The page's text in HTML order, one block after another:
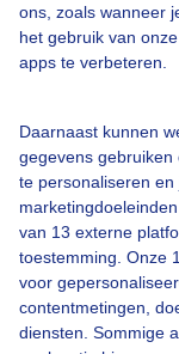
ons, zoals wanneer
het gebruik van
apps te verbeteren.
Daarnaast kunnen
gegevens
te personaliseren
van 13 externe
toestemming. Onze
voor
contentmetingen,
diensten. Sommige
Over